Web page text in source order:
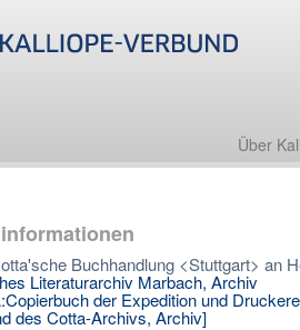
Über
Buchhandlung <Stuttgart> an
Literaturarchiv Marbach, Archiv
der Expedition und
des Cotta-Archivs, Archiv]